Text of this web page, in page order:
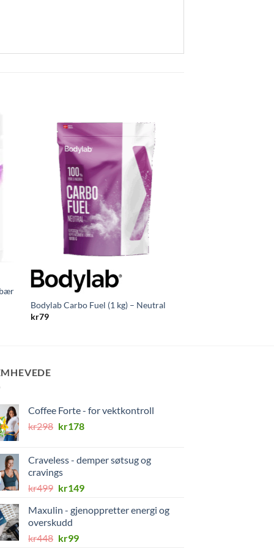
Bodylab Carbo Fuel (1 kg) – Neutral
kr79
Coffee Forte - for vektkontroll
kr298 Opprinnelig
kr298.
kr178Nåværende
kr178.
Craveless - demper søtsug og
cravings
kr499 Opprinnelig
var:
kr499.
kr149Nåværende
er:
Maxulin - gjenoppretter energi og
overskudd
kr448 Opprinnelig
kr99Nåværende